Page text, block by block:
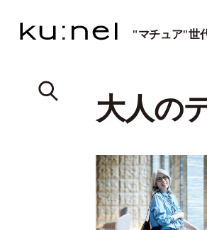
"マチュア"世
大人の